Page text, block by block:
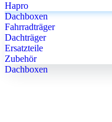
Hapro
Dachboxen
Fahrradträger
Dachträger
Ersatzteile
Zubehör
Dachboxen